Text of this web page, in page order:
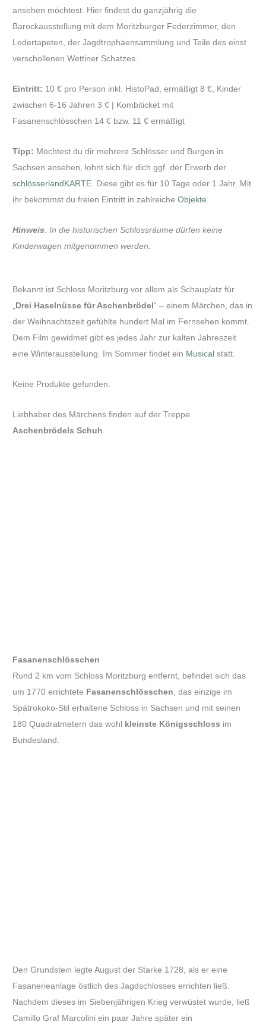
ansehen möchtest. Hier findest du ganzjährig die
Barockausstellung mit dem Moritzburger Federzimmer, den
Ledertapeten, der Jagdtrophäensammlung und Teile des einst
verschollenen Wettiner Schatzes.
Eintritt: 10 € pro Person inkl. HistoPad, ermäßigt 8 €, Kinder
zwischen 6-16 Jahren 3 € | Kombiticket mit
Fasanenschlösschen 14 € bzw. 11 € ermäßigt
Tipp: Möchtest du dir mehrere Schlösser und Burgen in
Sachsen ansehen, lohnt sich für dich ggf. der Erwerb der
schlösserlandKARTE. Diese gibt es für 10 Tage oder 1 Jahr. Mit
ihr bekommst du freien Eintritt in zahlreicheObjekte.
Hinweis: In die historischen Schlossräume dürfen keine
Kinderwagen mitgenommen werden.
Bekannt ist Schloss Moritzburg vor allem als Schauplatz für
Drei Haselnüsse für Aschenbrödel“ – einem Märchen, das in
der Weihnachtszeit gefühlte hundert Mal im Fernsehen kommt.
Dem Film gewidmet gibt es jedes Jahr zur kalten Jahreszeit
eine Winterausstellung. Im Sommer findet ein Musical statt.
Keine Produkte gefunden.
Liebhaber des Märchens finden auf der Treppe
Aschenbrödels Schuh
Fasanenschlösschen
Rund 2 km vom Schloss Moritzburg entfernt, befindet sich das
um 1770 errichtete Fasanenschlösschen, das einzige im
Spätrokoko-Stil erhaltene Schloss in Sachsen und mit seinen
180 Quadratmetern das wohl
kleinste Königsschloss im
Bundesland.
Den Grundstein legte August der Starke 1728, als er eine
Fasanerieanlage östlich des Jagdschlosses errichten ließ.
Nachdem dieses im Siebenjährigen Krieg verwüstet wurde, ließ
Camillo Graf Marcolini ein paar Jahre später ein